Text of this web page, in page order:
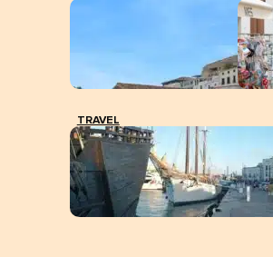
TRAVEL